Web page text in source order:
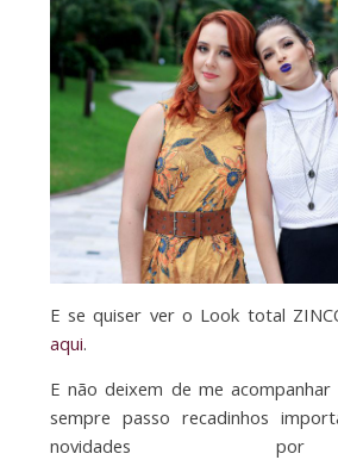
E se quiser ver o Look total
aqui.
E não deixem de me acompanhar
sempre passo recadinhos
novidades